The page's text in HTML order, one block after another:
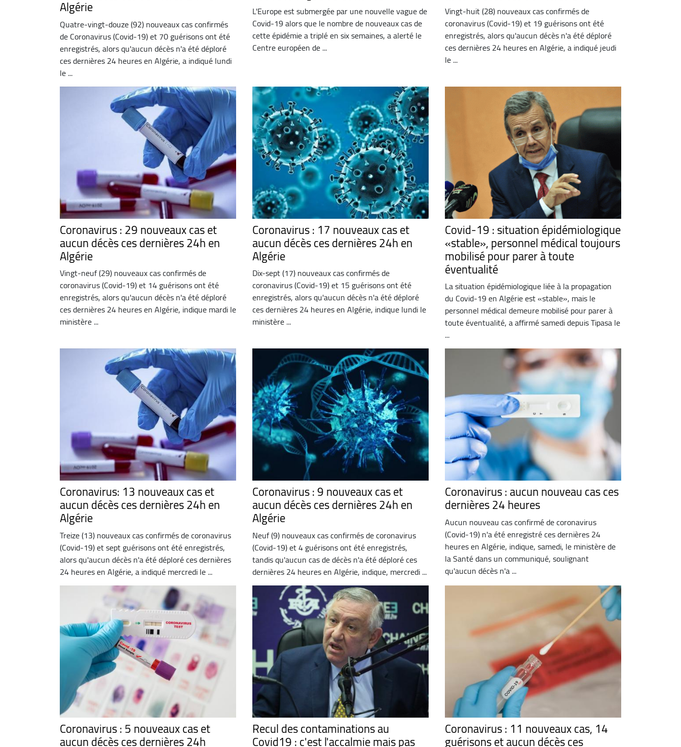
Algérie
Quatre-vingt-douze (92) nouveaux cas confirmés
de Coronavirus (Covid-19) et 70 guérisons ont été
enregistrés, alors qu'aucun décès n'a été déploré
ces dernières 24 heures en Algérie, a indiqué lundi
le ...
L'Europe est submergée par une nouvelle vague de
Covid-19 alors que le nombre de nouveaux cas de
cette épidémie a triplé en six semaines, a alerté le
Centre européen de ...
Vingt-huit (28) nouveaux cas confirmés de
coronavirus (Covid-19) et 19 guérisons ont été
enregistrés, alors qu'aucun décès n'a été déploré
ces dernières 24 heures en Algérie, a indiqué jeudi
le ...
Coronavirus : 29 nouveaux cas et
aucun décès ces dernières 24h en
Algérie
Vingt-neuf (29) nouveaux cas confirmés de
coronavirus (Covid-19) et 14 guérisons ont été
enregistrés, alors qu'aucun décès n'a été déploré
ces dernières 24 heures en Algérie, indique mardi le
ministère ...
Coronavirus : 17 nouveaux cas et
aucun décès ces dernières 24h en
Algérie
Dix-sept (17) nouveaux cas confirmés de
coronavirus (Covid-19) et 15 guérisons ont été
enregistrés, alors qu'aucun décès n'a été déploré
ces dernières 24 heures en Algérie, indique lundi le
ministère ...
Covid-19 : situation épidémiologique
«stable», personnel médical toujours
mobilisé pour parer à toute
éventualité
La situation épidémiologique liée à la propagation
du Covid-19 en Algérie est «stable», mais le
personnel médical demeure mobilisé pour parer à
toute éventualité, a affirmé samedi depuis Tipasa le
...
Coronavirus: 13 nouveaux cas et
aucun décès ces dernières 24h en
Algérie
Treize (13) nouveaux cas confirmés de coronavirus
(Covid-19) et sept guérisons ont été enregistrés,
alors qu'aucun décès n'a été déploré ces dernières
24 heures en Algérie, a indiqué mercredi le ...
Coronavirus : 9 nouveaux cas et
aucun décès ces dernières 24h en
Algérie
Neuf (9) nouveaux cas confirmés de coronavirus
(Covid-19) et 4 guérisons ont été enregistrés,
tandis qu'aucun cas de décès n'a été déploré ces
dernières 24 heures en Algérie, indique, mercredi ...
Coronavirus : aucun nouveau cas ces
dernières 24 heures
Aucun nouveau cas confirmé de coronavirus
(Covid-19) n'a été enregistré ces dernières 24
heures en Algérie, indique, samedi, le ministère de
la Santé dans un communiqué, soulignant
qu'aucun décès n'a ...
Coronavirus : 5 nouveaux cas et
aucun décès ces dernières 24h
Recul des contaminations au
Covid19 : c'est l'accalmie mais pas
Coronavirus : 11 nouveaux cas, 14
guérisons et aucun décès ces